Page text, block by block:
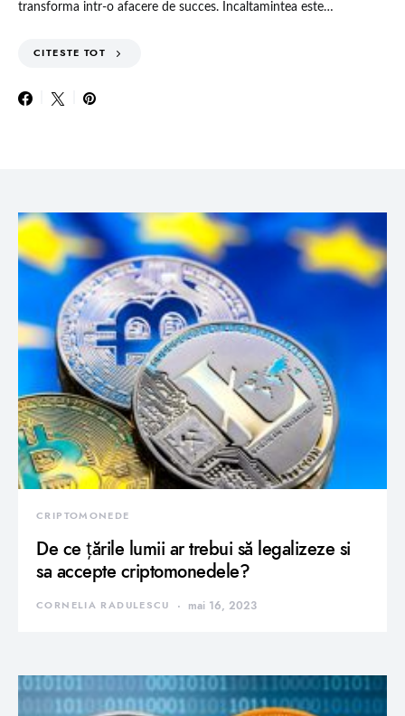
transforma intr-o afacere de succes. Incaltamintea este…
CITESTE TOT
CRIPTOMONEDE
De ce țările lumii ar trebui să legalizeze si
sa accepte criptomonedele?
CORNELIA RADULESCU mai 16, 2023